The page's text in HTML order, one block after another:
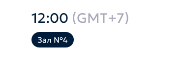
12:00 (GMT+7)
Зал №4